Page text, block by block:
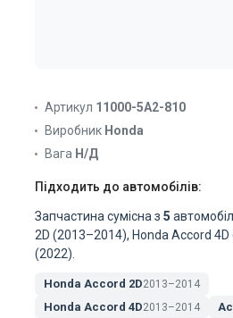
Артикул 11000-5A2-810
Виробник Honda
Вага Н/Д
Підходить до автомобілів:
Запчастина сумісна з 5
2D (2013–2014), Honda Accord
(2022).
Honda Accord 2D2013–2014
Honda Accord 4D2013–2014